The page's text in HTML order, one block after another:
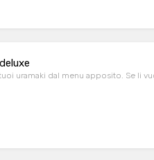
uramaki dal menu apposito. Se li